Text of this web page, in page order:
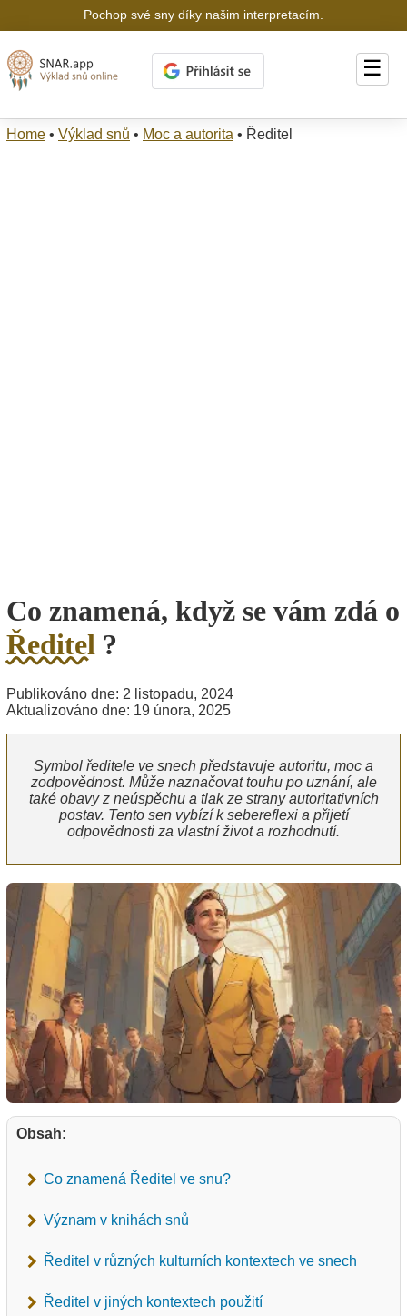
Pochop své sny díky našim interpretacím.
☰
Home • Výklad snů • Moc a autorita • Ředitel
Co znamená, když se vám zdá o
Ředitel ?
Publikováno dne: 2 listopadu, 2024
Aktualizováno dne: 19 února, 2025
Symbol ředitele ve snech představuje autoritu, moc a
zodpovědnost. Může naznačovat touhu po uznání, ale
také obavy z neúspěchu a tlak ze strany autoritativních
postav. Tento sen vybízí k sebereflexi a přijetí
odpovědnosti za vlastní život a rozhodnutí.
Obsah:
Co znamená Ředitel ve snu?
Význam v knihách snů
Ředitel v různých kulturních kontextech ve snech
Ředitel v jiných kontextech použití